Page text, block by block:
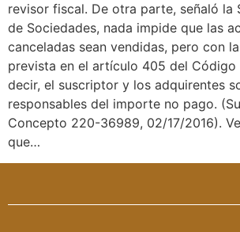
revisor fiscal. De otra parte, señaló la
de Sociedades, nada impide que las
canceladas sean vendidas, pero con
prevista en el artículo 405 del Código
decir, el suscriptor y los adquirentes
responsables del importe no pago.
Concepto 220-36989, 02/17/2016).
que…